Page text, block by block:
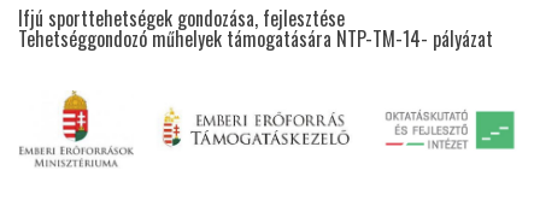
Ifjú sporttehetségek gondozása, fejlesztése
Tehetséggondozó műhelyek támogatására NTP-TM-14- pályázat